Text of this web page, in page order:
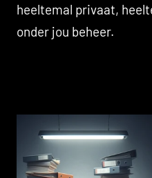
heeltemal privaat,
onder jou beheer.